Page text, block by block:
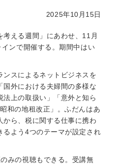
2025年10月15日
考える週間」にあわせ、11月
ンで開催する。期間中はい
スによるネットビジネスを
外における夫婦間の多様な
上の取扱い」「意外と知ら
和の地租改正」。ふだんはあ
から、税に関する仕事に携わ
るよう4つのテーマが設定され
みの視聴もできる。受講無